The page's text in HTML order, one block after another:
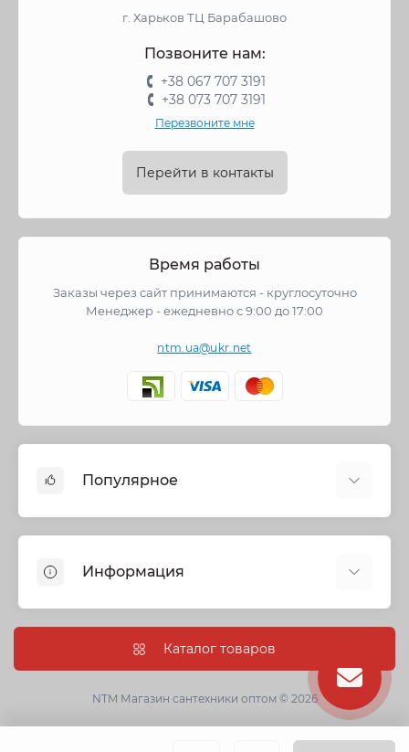
г. Харьков ТЦ Барабашово
Позвоните нам:
+38 067 707 3191
+38 073 707 3191
Перезвоните мне
Перейти в контакты
Время работы
Заказы через сайт принимаются - круглосуточно
Менеджер - ежедневно с 9:00 до 17:00
ntm.ua@ukr.net
Популярное
Запорная арматура
Трубы и фитинги
Насосное оборудование
Информация
Информация о доставке
О нас
Условия соглашения
Гарантии
Каталог товаров
NTM Магазин сантехники оптом © 2026